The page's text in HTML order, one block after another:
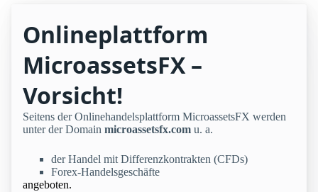
Onlineplattform
MicroassetsFX –
Vorsicht!
Seitens der Onlinehandelsplattform MicroassetsFX werden
unter der Domain microassetsfx.com u. a.
der Handel mit Differenzkontrakten (CFDs)
Forex-Handelsgeschäfte
angeboten.